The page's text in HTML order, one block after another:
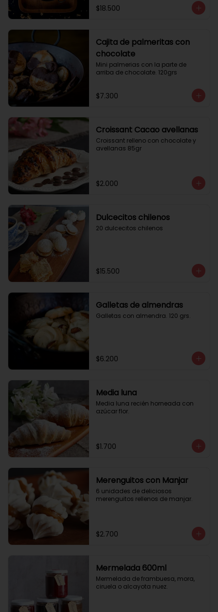
$18.500
Cajita de palmeritas con
chocolate
Mini palmerias con la parte de
arriba de chocolate. 120grs
$7.300
Croissant Cacao avellanas
Croissant relleno con chocolate y
avellanas 85gr
$2.000
Dulcecitos chilenos
20 dulcecitos chilenos
$15.500
Galletas de almendras
Galletas con almendra. 120 grs.
$6.200
Media luna
Media luna recién horneada con
azúcar flor.
$1.700
Merenguitos con Manjar
6 unidades de deliciosos
merenguitos rellenos de manjar.
$2.700
Mermelada 600ml
Mermelada de frambuesa, mora,
ciruela o alcayota nuez.